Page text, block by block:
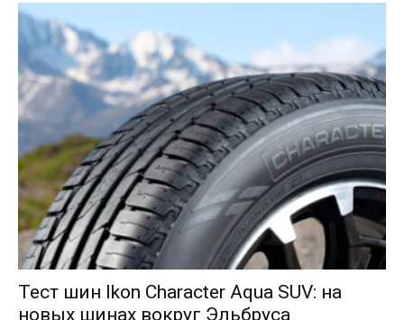
Тест шин Ikon Character Aqua SUV: на
новых шинах вокруг Эльбруса